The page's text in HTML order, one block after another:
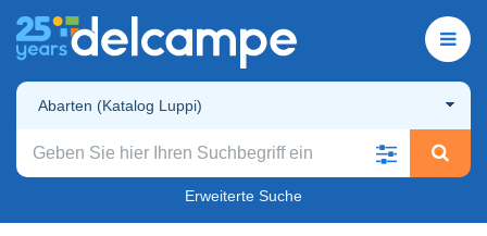
Abarten (Katalog Luppi)
Erweiterte Suche